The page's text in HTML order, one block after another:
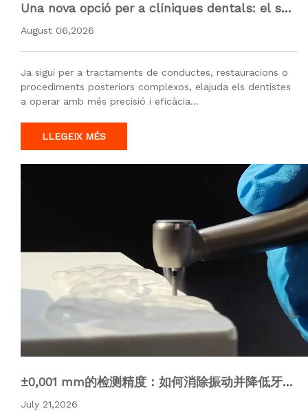
Una nova opció per a clíniques dentals: el sub
ministrament d'alt rendiment 1:4.2 contraangl
August 06,2026
Ja sigui per a tractaments de conductes, restauracions o
procediments posteriors complexos, elajuda els dentistes
a operar amb més precisió i eficàcia…
LLEGEIX MÉS
±0,001 mm的检测精度：如何消除振动并降低牙科
手机经销商售后率？
July 21,2026